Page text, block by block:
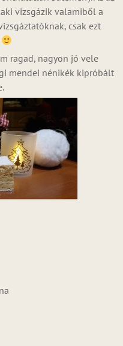
vizsgázik valamiből a
csak ezt
ragad, nagyon jó vele
mendei nénikék kipróbált